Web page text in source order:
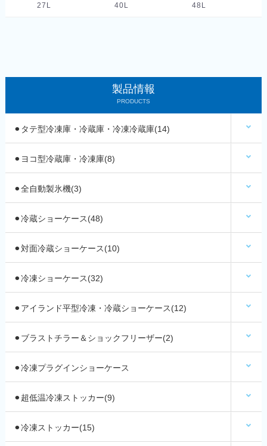
27L 40L 48L
製品情報
PRODUCTS
⚫︎タテ型冷凍庫・冷蔵庫・冷凍冷蔵庫(14)
⚫︎ヨコ型冷蔵庫・冷凍庫(8)
⚫︎全自動製氷機(3)
⚫︎冷蔵ショーケース(48)
⚫︎対面冷蔵ショーケース(10)
⚫︎冷凍ショーケース(32)
⚫︎アイランド平型冷凍・冷蔵ショーケース(12)
⚫︎ブラストチラー＆ショックフリーザー(2)
⚫︎冷凍プラグインショーケース
⚫︎超低温冷凍ストッカー(9)
⚫︎冷凍ストッカー(15)